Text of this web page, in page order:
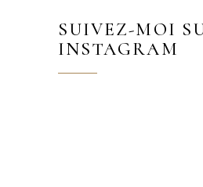
SUIVEZ-MOI
INSTAGRAM